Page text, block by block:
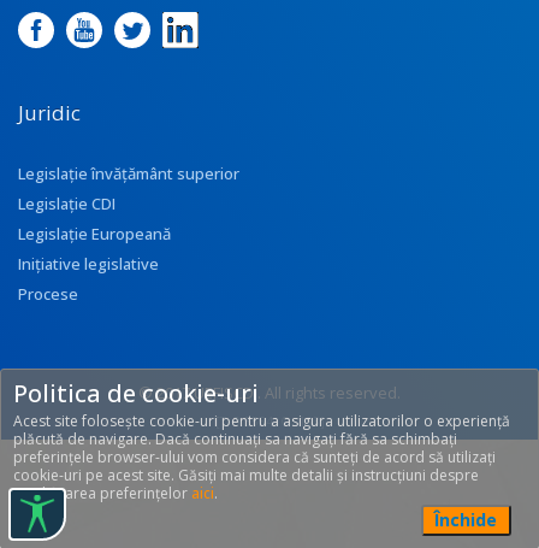
Juridic
Legislație învățământ superior
Legislație CDI
Legislație Europeană
Inițiative legislative
Procese
© 2017 UEFISCDI. All rights reserved.
[T: 0.3554, O: 133]
Politica de cookie-uri
Acest site folosește cookie-uri pentru a asigura utilizatorilor o experiență
plăcută de navigare. Dacă continuați sa navigați fără sa schimbați
preferințele browser-ului vom considera că sunteți de acord să utilizați
cookie-uri pe acest site. Găsiți mai multe detalii și instrucțiuni despre
modificarea preferințelor aici.